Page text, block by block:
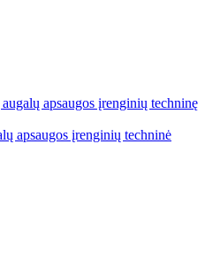
apsaugos įrenginių techninę
apsaugos įrenginių techninė